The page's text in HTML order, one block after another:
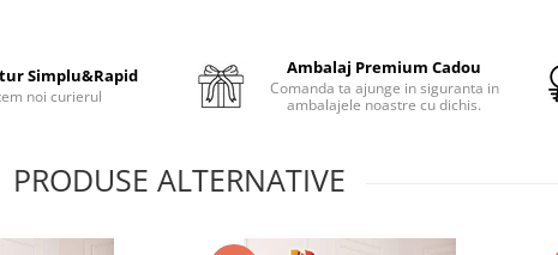
Simplu&Rapid
noi curierul
Ambalaj Premium Cadou
Comanda ta ajunge in siguranta in
ambalajele noastre cu dichis.
PRODUSE ALTERNATIVE